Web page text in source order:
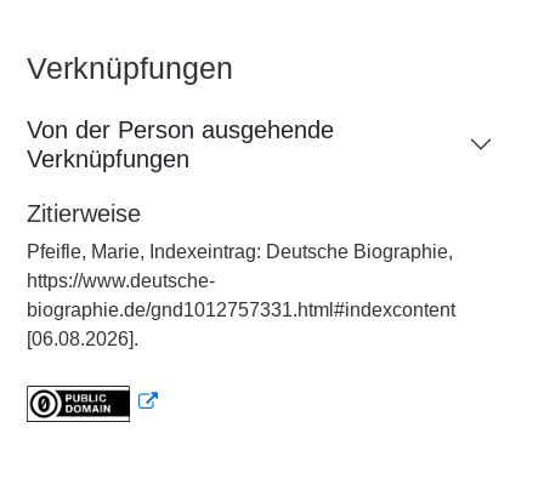
Verknüpfungen
Von der Person ausgehende
Verknüpfungen
Zitierweise
Pfeifle, Marie, Indexeintrag: Deutsche Biographie,
https://www.deutsche-
biographie.de/gnd1012757331.html#indexcontent
[06.08.2026].